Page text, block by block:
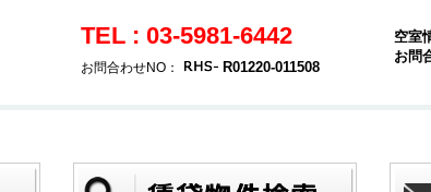
TEL : 03-5981-6442
お問合わせNO： R01220-011508
空室
お問